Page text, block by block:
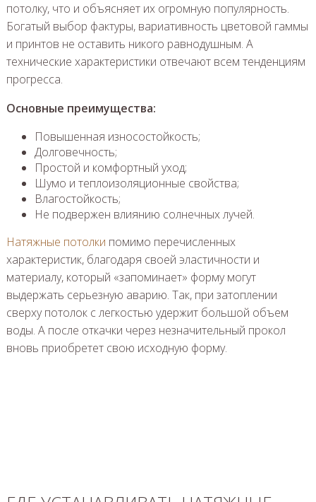
потолку, что и объясняет их огромную популярность.
Богатый выбор фактуры, вариативность цветовой гаммы
и принтов не оставить никого равнодушным. А
технические характеристики отвечают всем тенденциям
прогресса.
Основные преимущества:
Повышенная износостойкость;
Долговечность;
Простой и комфортный уход;
Шумо и теплоизоляционные свойства;
Влагостойкость;
Не подвержен влиянию солнечных лучей.
Натяжные потолки помимо перечисленных
характеристик, благодаря своей эластичности и
материалу, который «запоминает» форму могут
выдержать серьезную аварию. Так, при затоплении
сверху потолок с легкостью удержит большой объем
воды. А после откачки через незначительный прокол
вновь приобретет свою исходную форму.